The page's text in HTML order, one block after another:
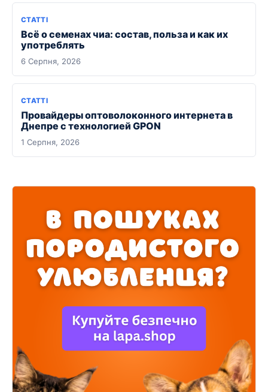
СТАТТІ
Всё о семенах чиа: состав, польза и как их
употреблять
6 Серпня, 2026
СТАТТІ
Провайдеры оптоволоконного интернета в
Днепре с технологией GPON
1 Серпня, 2026